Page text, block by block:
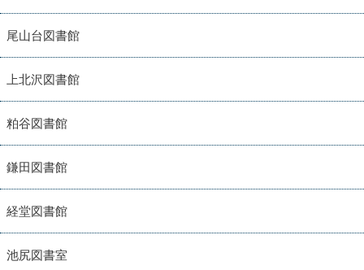
尾山台図書館
上北沢図書館
粕谷図書館
鎌田図書館
経堂図書館
池尻図書室